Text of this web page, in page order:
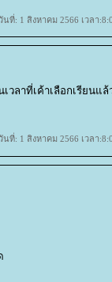
นที่: 1 สิงหาคม 2566 เวลา
เวลาที่เค้าเลือกเรียน
นที่: 1 สิงหาคม 2566 เวลา